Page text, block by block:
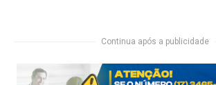
Continua após a publicidade